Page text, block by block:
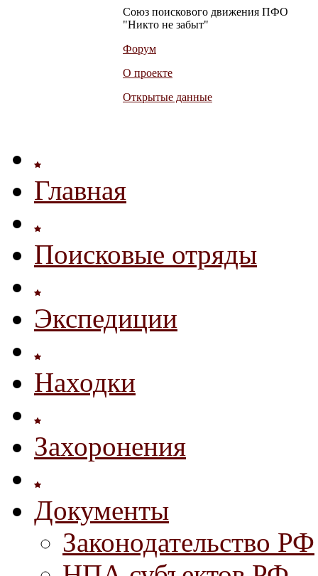
Союз поискового движения ПФО
"Никто не забыт"
Форум
О проекте
Открытые данные
Главная
Поисковые отряды
Экспедиции
Находки
Захоронения
Документы
Законодательство РФ